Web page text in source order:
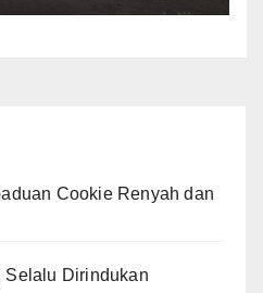
Cookie Renyah dan
Selalu Dirindukan